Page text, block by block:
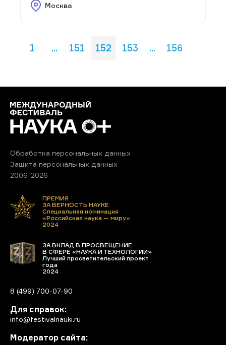
Москва
1 ... 151 152 153 ... 156
Обработка персональных данных
Защита персональных данных
2006-2026
ПРЕМИЯ
ЗА ВЕРНОСТЬ НАУКЕ
Специальная номинация
«Российская наука — миру»
2024
ЗА ВКЛАД В ПРОСВЕЩЕНИЕ
В СФЕРЕ «НАУКА И ТЕХНОЛОГИИ»
Лучший просветительский проект
года
2024
8 (499) 700-07-90
Для справок:
info@festivalnauki.ru
Модератор сайта: